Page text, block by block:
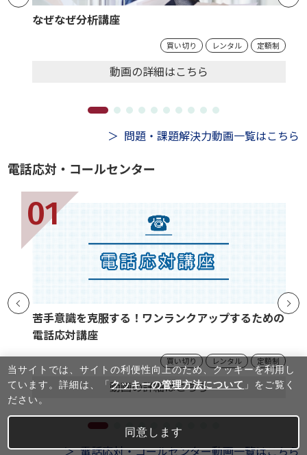
なぜなぜ分析講座
買い切り レンタル 定額制
動画の詳細はこちら
問題・課題解決力動画一覧はこちら
電話応対・コールセンター
苦手意識を克服する！ワンランクアップするための
電話応対講座
買い切り レンタル 定額制
動画の詳細はこちら
電話応対・コールセンター動画一覧はこちら
当サイトでは、サイトの利便性向上のため、クッキーを利⽤し
ています。詳細は、「クッキーの管理方法について 」をご覧く
ださい。
同意します